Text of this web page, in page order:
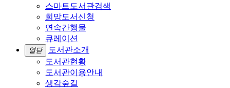
스마트도서관검색
희망도서신청
연속간행물
큐레이션
열닫
도서관소개
도서관현황
도서관이용안내
생각숲길